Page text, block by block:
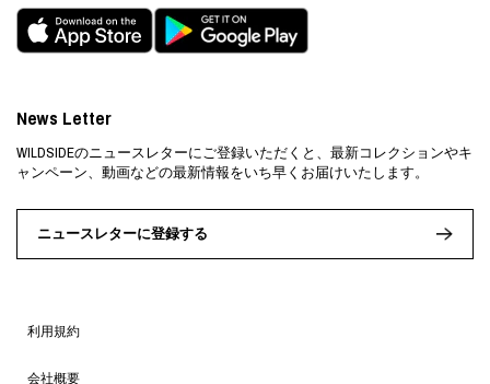
利用規約
会社概要
News Letter
WILDSIDEのニュースレターにご登録いただくと、最新コレクションやキ
ャンペーン、動画などの最新情報をいち早くお届けいたします。
ニュースレターに登録する